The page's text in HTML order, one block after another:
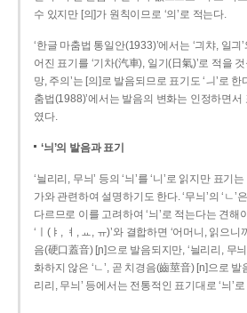
수 있지만 [의]가 원칙이므로 ‘의’로 적는다.
‘한글 마춤법 통일안(1933)’에서는 ‘긔챠, 일긔
어진 표기를 ‘기차(汽車), 일기(日氣)’로 적을
망, 주의’는 [의]로 발음되므로 표기도 ‘ㅢ’로
춤법(1988)’에서는 발음의 변화는 인정하면
였다.
‘늬’의 발음과 표기
‘늴리리, 무늬’ 등의 ‘늬’를 ‘니’로 읽지만 표기
가와 관련하여 설명하기도 한다. ‘무늬’의 ‘ㄴ’
다르므로 이를 고려하여 ‘늬’로 적는다는 견해
‘ㅣ(ㅑ, ㅕ, ㅛ, ㅠ)’와 결합하면 ‘어머니, 읽으니
음(硬口蓋音) [ɲ]으로 발음되지만, ‘늴리리, 무늬
화하지 않은 ‘ㄴ’, 곧 치경음(齒莖音) [n]으로 발
리리, 무늬’ 등에서는 전통적인 표기대로 ‘늬’